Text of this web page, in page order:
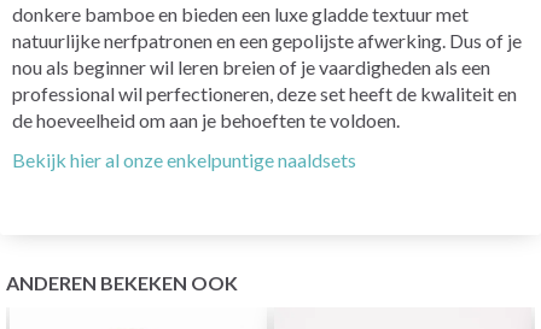
donkere bamboe en bieden een luxe gladde textuur met
natuurlijke nerfpatronen en een gepolijste afwerking. Dus of je
nou als beginner wil leren breien of je vaardigheden als een
professional wil perfectioneren, deze set heeft de kwaliteit en
de hoeveelheid om aan je behoeften te voldoen.
Bekijk hier al onze enkelpuntige naaldsets
ANDEREN BEKEKEN OOK